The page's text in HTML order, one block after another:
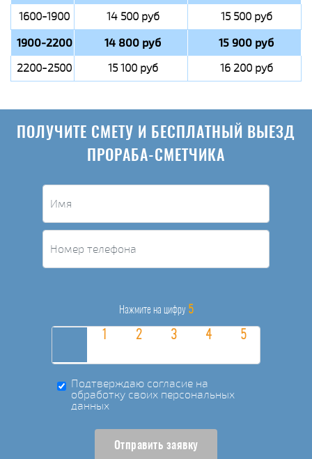
1600-1900 14 500 руб 15 500 руб
1900-2200 14 800 руб 15 900 руб
2200-2500 15 100 руб 16 200 руб
ПОЛУЧИТЕ СМЕТУ И БЕСПЛАТНЫЙ ВЫЕЗД
ПРОРАБА-СМЕТЧИКА
Нажмите на цифру 5
Подтверждаю согласие на
обработку своих персональных
данных
Отправить заявку